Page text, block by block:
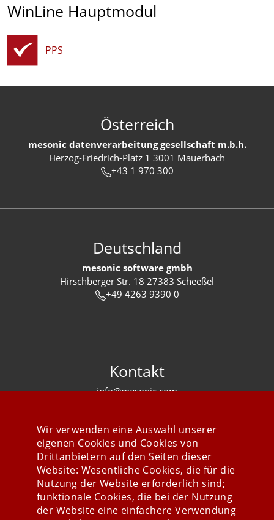
WinLine Hauptmodul
PPS
Österreich
mesonic datenverarbeitung gesellschaft m.b.h.
Herzog-Friedrich-Platz 1 3001 Mauerbach
+43 1 970 300
Deutschland
mesonic software gmbh
Hirschberger Str. 18 27383 Scheeßel
+49 4263 9390 0
Kontakt
info@mesonic.com
Stay connected
Wir verwenden eine Auswahl unserer
eigenen Cookies und Cookies von
Drittanbietern auf den Seiten dieser
Website: Wesentliche Cookies, die für die
Nutzung der Website erforderlich sind;
funktionale Cookies, die bei der Nutzung
der Website eine einfachere Verwendung